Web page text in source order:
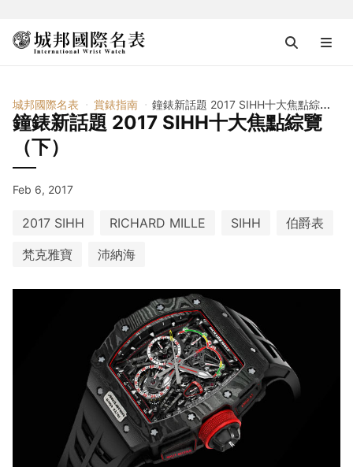
城邦國際名表 賞錶指南 鐘錶新話題 2017 SIHH十大焦點綜覽（下）
鐘錶新話題 2017 SIHH十大焦點綜覽
（下）
Feb 6, 2017
2017 SIHH RICHARD MILLE SIHH
伯爵表
梵克雅寶
沛納海